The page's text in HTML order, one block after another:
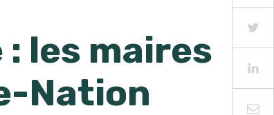
les maires
Nation